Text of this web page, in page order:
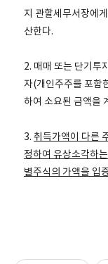
지 관할세무서장에
산한다.
2. 매매 또는 단기투
자(개인주주를 포함
하여 소요된 금액을
3. 취득가액이 다른
정하여 유상소각하
별주식의 가액을 입